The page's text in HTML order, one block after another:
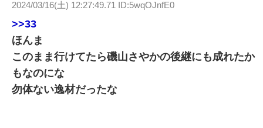
2024/03/16(土) 12:27:49.71 ID:5wqOJnfE0
>>33
ほんま
このまま行けてたら磯山さやかの後継にも成れたか
もなのにな
勿体ない逸材だったな